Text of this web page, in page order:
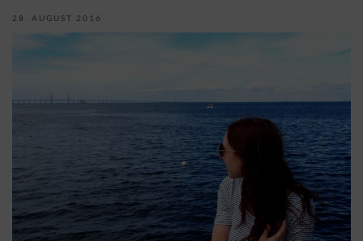
28. AUGUST 2016